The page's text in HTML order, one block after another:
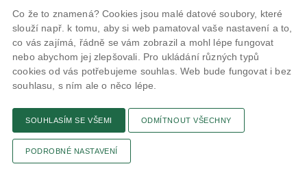
ID datové schránky: avraiqg
IČO: 75014149, DIČ: CZ75014149
Prohlášení o přístupnosti|Zásady ochrany soukromí
Textová verze Připomínky Novinky
Co že to znamená? Cookies jsou malé datové soubory, které
slouží např. k tomu, aby si web pamatoval vaše nastavení a to,
co vás zajímá, řádně se vám zobrazil a mohl lépe fungovat
nebo abychom jej zlepšovali. Pro ukládání různých typů
cookies od vás potřebujeme souhlas. Web bude fungovat i bez
souhlasu, s ním ale o něco lépe.
SOUHLASÍM SE VŠEMI ODMÍTNOUT VŠECHNY
PODROBNÉ NASTAVENÍ